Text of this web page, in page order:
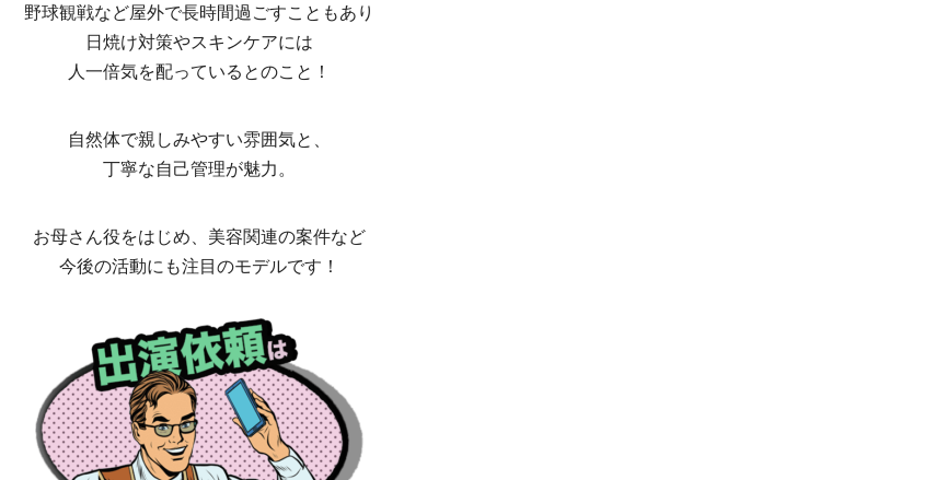
野球観戦など屋外で長時間過ごすこともあり
日焼け対策やスキンケアには
人一倍気を配っているとのこと！
自然体で親しみやすい雰囲気と、
丁寧な自己管理が魅力。
お母さん役をはじめ、美容関連の案件など
今後の活動にも注目のモデルです！